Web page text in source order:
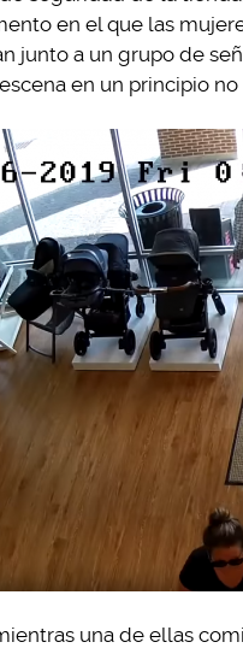
en el que las
junto a un grupo de
en un principio
una de ellas